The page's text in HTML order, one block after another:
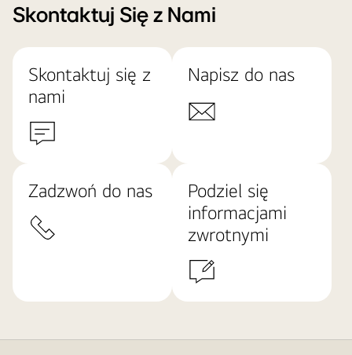
Skontaktuj Się z Nami
Skontaktuj się z
nami
Napisz do nas
Zadzwoń do nas
Podziel się
informacjami
zwrotnymi